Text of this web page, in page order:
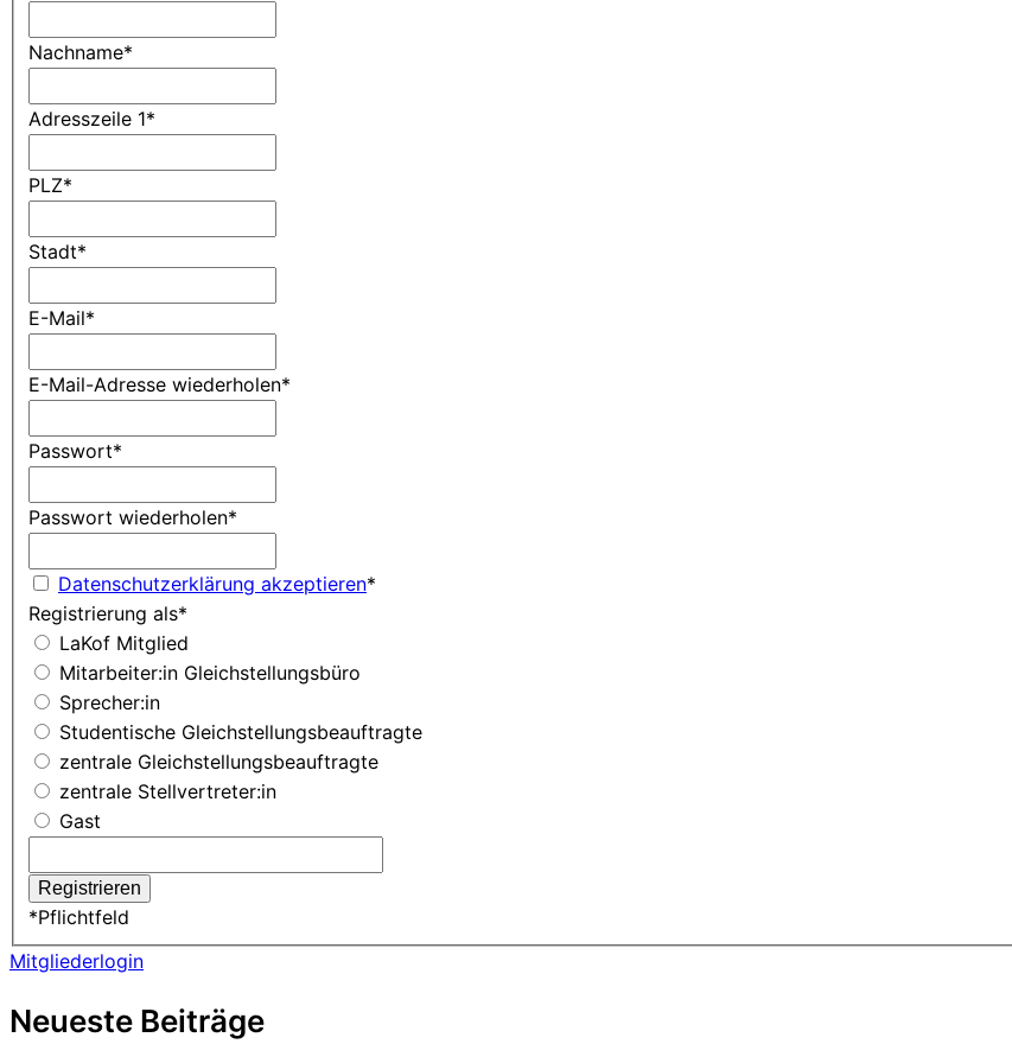
Nachname*
Adresszeile 1*
PLZ*
Stadt*
E-Mail*
E-Mail-Adresse wiederholen*
Passwort*
Passwort wiederholen*
Datenschutzerklärung akzeptieren*
Registrierung als*
LaKof Mitglied
Mitarbeiter:in Gleichstellungsbüro
Sprecher:in
Studentische Gleichstellungsbeauftragte
zentrale Gleichstellungsbeauftragte
zentrale Stellvertreter:in
Gast
*Pflichtfeld
Mitgliederlogin
Neueste Beiträge